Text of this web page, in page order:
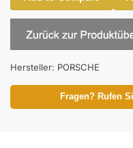
Hersteller: PORSCHE
Fragen? Rufen